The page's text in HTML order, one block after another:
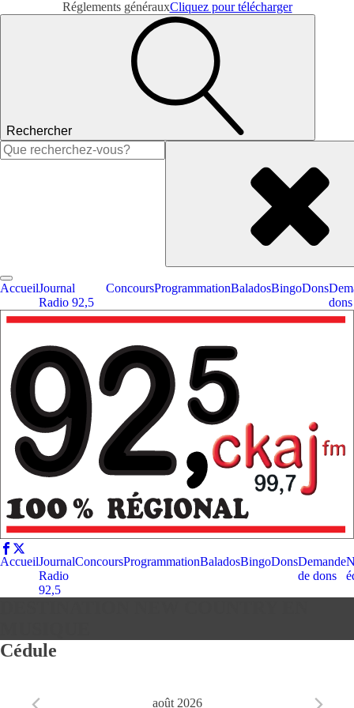
Réglements générauxCliquez pour télécharger
Rechercher
Rechercher :
AccueilJournal
Radio 92,5
ConcoursProgrammationBaladosBingoDons
dons
AccueilJournal
Radio
92,5
ConcoursProgrammationBaladosBingoDonsDemande
de dons
Cédule
août 2026